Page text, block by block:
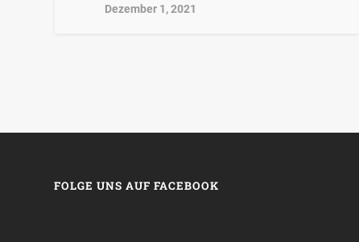
Dezember 1, 2021
FOLGE UNS AUF FACEBOOK